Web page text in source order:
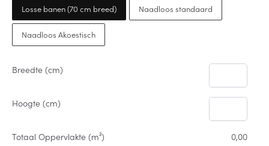
Losse banen (70 cm breed) Naadloos standaard
Naadloos Akoestisch
Breedte (cm)
Hoogte (cm)
Totaal Oppervlakte (m²)
0,00